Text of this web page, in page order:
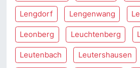
Lengdorf Lengenwang
Leonberg Leuchtenberg
Leutenbach Leutershausen